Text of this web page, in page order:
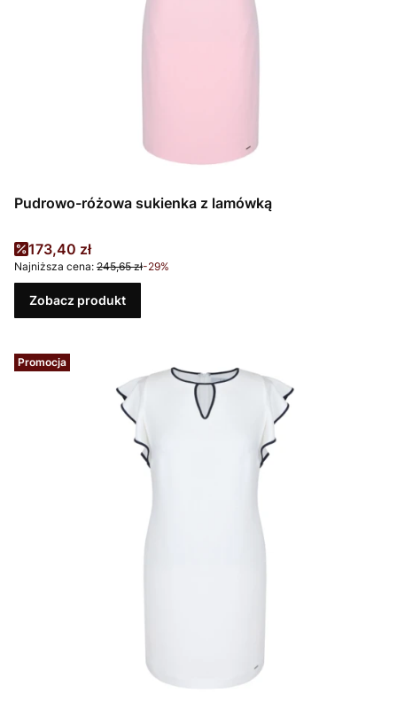
Pudrowo-różowa sukienka z lamówką
Cena promocyjna
173,40 zł
Najniższa cena: 245,65 zł-29%
Zobacz produkt
Promocja